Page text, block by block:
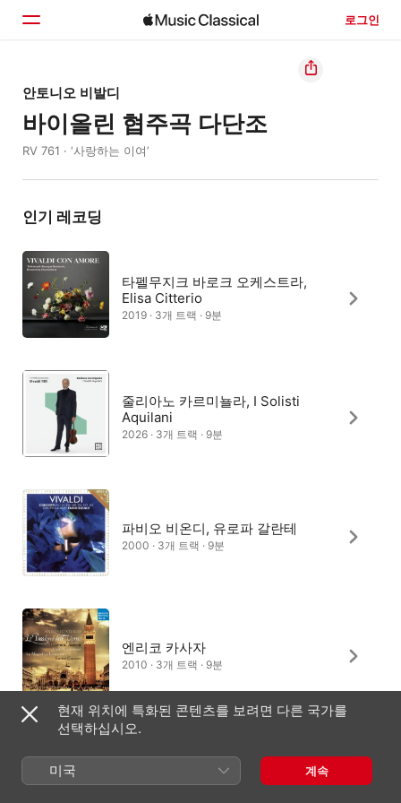
로그인
홈
둘러보기
안토니오 비발디
바이올린 협주곡 다단조
RV 761 · ‘사랑하는 이여’
인기 레코딩
타펠무지크 바로크 오케스트라,
Elisa Citterio
2019 · 3개 트랙 · 9분
줄리아노 카르미뇰라, I Solisti
Aquilani
2026 · 3개 트랙 · 9분
파비오 비온디, 유로파 갈란테
2000 · 3개 트랙 · 9분
엔리코 카사자
2010 · 3개 트랙 · 9분
체칠리아 아카데미 오케스트라,
루이지 피오바노
현재 위치에 특화된 콘텐츠를 보려면 다른 국가를
선택하십시오.
미국 계속